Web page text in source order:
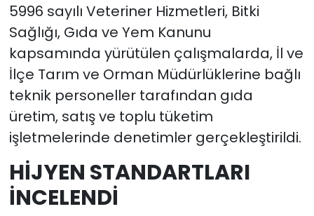
5996 sayılı Veteriner Hizmetleri, Bitki
Sağlığı, Gıda ve Yem Kanunu
kapsamında yürütülen çalışmalarda, İl ve
İlçe Tarım ve Orman Müdürlüklerine bağlı
teknik personeller tarafından gıda
üretim, satış ve toplu tüketim
işletmelerinde denetimler gerçekleştirildi.
HİJYEN STANDARTLARI
İNCELENDİ